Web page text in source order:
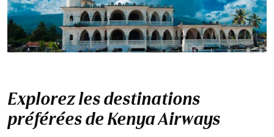
Explorez les destinations
préférées de Kenya Airways